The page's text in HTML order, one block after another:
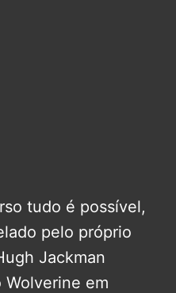
tudo é possível,
pelo próprio
Jackman
em